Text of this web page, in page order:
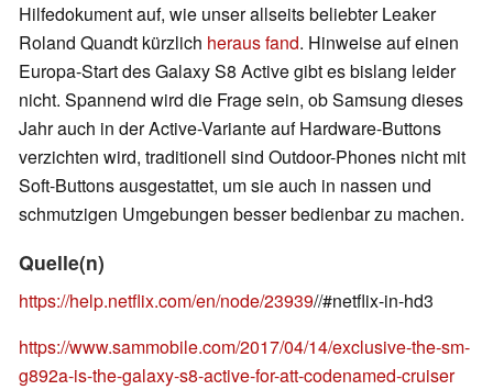
Hilfedokument auf, wie unser allseits beliebter Leaker
Roland Quandt kürzlich heraus fand. Hinweise auf einen
Europa-Start des Galaxy S8 Active gibt es bislang leider
nicht. Spannend wird die Frage sein, ob Samsung dieses
Jahr auch in der Active-Variante auf Hardware-Buttons
verzichten wird, traditionell sind Outdoor-Phones nicht mit
Soft-Buttons ausgestattet, um sie auch in nassen und
schmutzigen Umgebungen besser bedienbar zu machen.
Quelle(n)
https://help.netflix.com/en/node/23939//#netflix-in-hd3
https://www.sammobile.com/2017/04/14/exclusive-the-sm-
g892a-is-the-galaxy-s8-active-for-att-codenamed-cruiser